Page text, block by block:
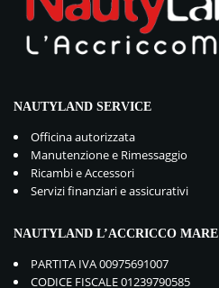
NAUTYLAND SERVICE
Officina autorizzata
Manutenzione e Rimessaggio
Ricambi e Accessori
Servizi finanziari e assicurativi
NAUTYLAND L’ACCRICCO MARE
PARTITA IVA 00975691007
CODICE FISCALE 01239790585